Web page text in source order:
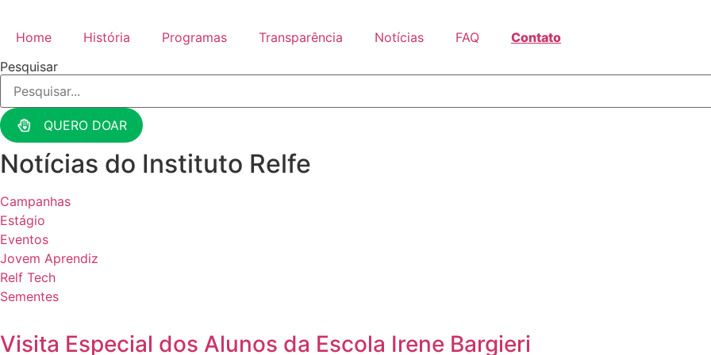
para
conteúdo
Home História Programas Transparência Notícias FAQ
Contato
Pesquisar
QUERO DOAR
Notícias do Instituto Relfe
Campanhas
Estágio
Eventos
Jovem Aprendiz
Relf Tech
Sementes
Visita Especial dos Alunos da Escola Irene Bargieri